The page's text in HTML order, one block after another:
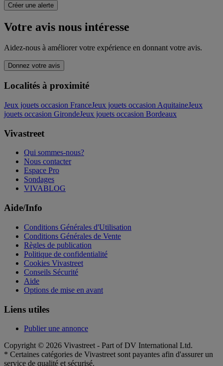
Créer une alerte
Votre avis nous intéresse
Aidez-nous à améliorer votre expérience en donnant votre avis.
Donnez votre avis
Localités à proximité
Jeux jouets occasion FranceJeux jouets occasion AquitaineJeux
jouets occasion GirondeJeux jouets occasion Bordeaux
Vivastreet
Qui sommes-nous?
Nous contacter
Espace Pro
Sondages
VIVABLOG
Aide/Info
Conditions Générales d'Utilisation
Conditions Générales de Vente
Règles de publication
Politique de confidentialité
Cookies Vivastreet
Conseils Sécurité
Aide
Options de mise en avant
Liens utiles
Publier une annonce
Copyright © 2026 Vivastreet - Part of DV International Ltd.
* Certaines catégories de Vivastreet sont payantes afin d'assurer un
service de qualité et sécurisé.